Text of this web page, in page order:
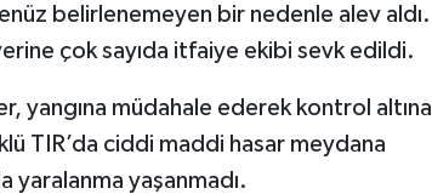
belirlenemeyen bir nedenle alev aldı.
çok sayıda itfaiye ekibi sevk edildi.
yangına müdahale ederek kontrol altına
TIR’da ciddi maddi hasar meydana
yaralanma yaşanmadı.